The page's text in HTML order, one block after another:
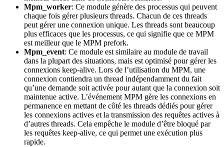
Mpm_worker: Ce module génère des processus qui peuvent
chaque fois gérer plusieurs threads. Chacun de ces threads
peut gérer une connexion unique. Les threads sont beaucoup
plus efficaces que les processus, ce qui signifie que ce MPM
est meilleur que le MPM prefork.
Mpm_event: Ce module est similaire au module de travail
dans la plupart des situations, mais est optimisé pour gérer les
connexions keep-alive. Lors de l’utilisation du MPM, une
connexion contiendra un thread indépendamment du fait
qu’une demande soit activée pour autant que la connexion soit
maintenue active. L’événement MPM gère les connexions en
permanence en mettant de côté les threads dédiés pour gérer
les connexions actives et la transmission des requêtes actives à
d’autres threads. Cela empêche le module d’être bloqué par
les requêtes keep-alive, ce qui permet une exécution plus
rapide.